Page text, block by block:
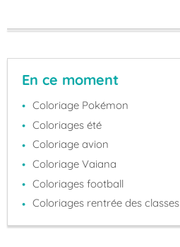
En ce moment
Coloriage Pokémon
Coloriages été
Coloriage avion
Coloriage Vaiana
Coloriages football
Coloriages rentrée des classes